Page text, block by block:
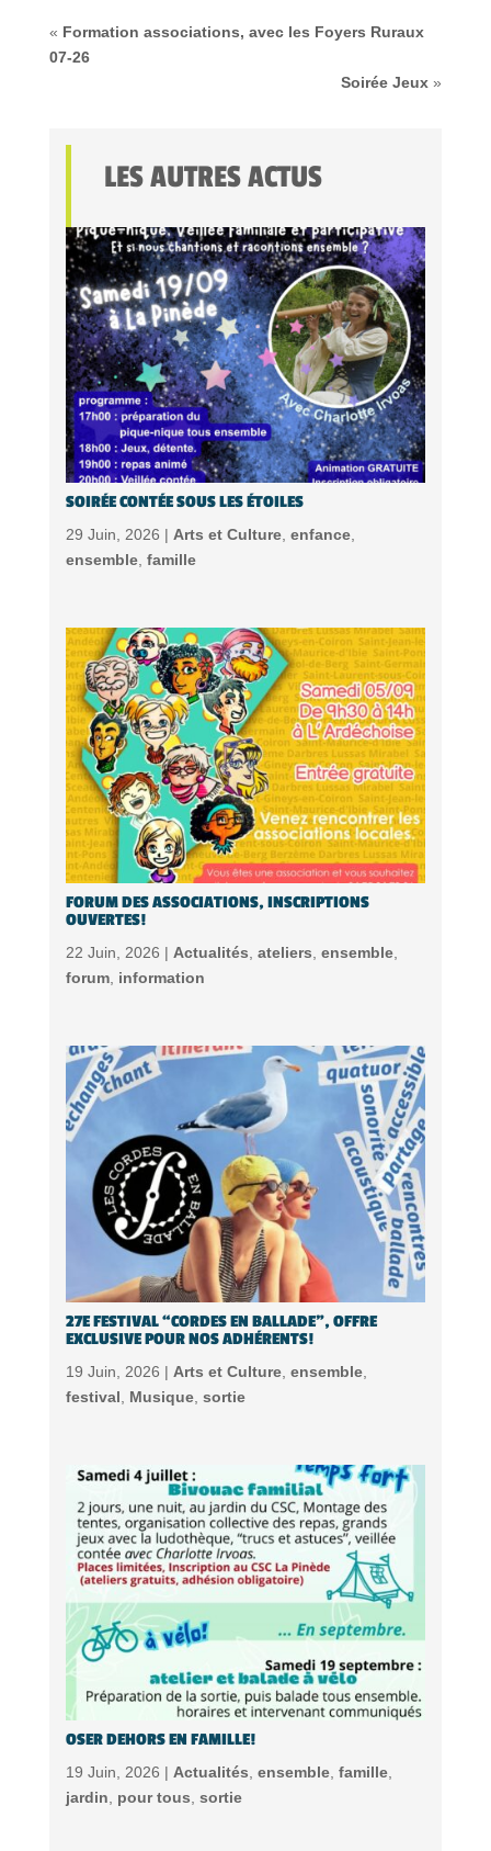
« Formation associations, avec les Foyers Ruraux
07-26
Soirée Jeux »
LES AUTRES ACTUS
SOIRÉE CONTÉE SOUS LES ÉTOILES
29 Juin, 2026 | Arts et Culture, enfance,
ensemble, famille
FORUM DES ASSOCIATIONS, INSCRIPTIONS
OUVERTES!
22 Juin, 2026 | Actualités, ateliers, ensemble,
forum, information
27E FESTIVAL “CORDES EN BALLADE”, OFFRE
EXCLUSIVE POUR NOS ADHÉRENTS!
19 Juin, 2026 | Arts et Culture, ensemble,
festival
Musique, sortie
OSER DEHORS EN FAMILLE!
19 Juin, 2026 | Actualités ensemble, famille,
jardin
pour tous sortie